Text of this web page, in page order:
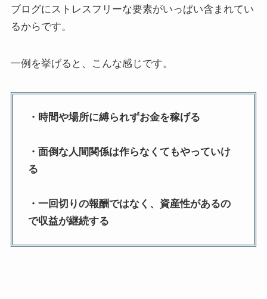
ブログにストレスフリーな要素がいっぱい含まれてい
るからです。
一例を挙げると、こんな感じです。
・時間や場所に縛られずお金を稼げる
・面倒な人間関係は作らなくてもやっていけ
る
・一回切りの報酬ではなく、資産性があるの
で収益が継続する